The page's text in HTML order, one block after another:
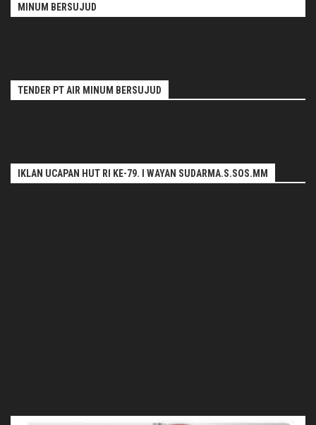
MINUM BERSUJUD
TENDER PT AIR MINUM BERSUJUD
IKLAN UCAPAN HUT RI KE-79. I WAYAN SUDARMA.S.SOS.MM